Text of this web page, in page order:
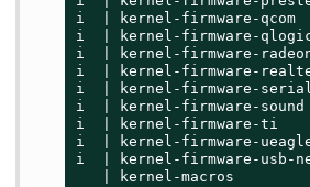
i  | kernel-firmware-qcom
i  | kernel-firmware-qlogic
i  | kernel-firmware-
i  | kernel-firmware-
i  | kernel-firmware-serial
i  | kernel-firmware-sound
i  | kernel-firmware-ti
i  | kernel-firmware-
i  | kernel-firmware-usb-
| kernel-macros